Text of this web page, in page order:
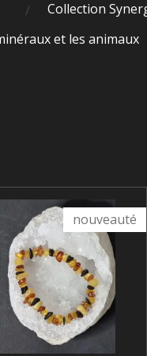
Collection
et les animaux
nouveauté